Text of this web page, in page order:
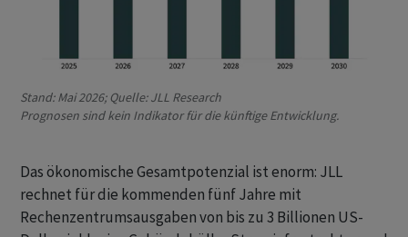
Stand: Mai 2026; Quelle: JLL Research
Prognosen sind kein Indikator für die künftige Entwicklung.
Das ökonomische Gesamtpotenzial ist enorm: JLL
rechnet für die kommenden fünf Jahre mit
Rechenzentrumsausgaben von bis zu 3 Billionen US-